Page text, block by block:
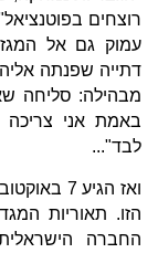
רוצחים
עמוק גם אל
דתייה שפנתה
מבהילה: סליחה
באמת אני צריכה
לבד"...
ואז
הזו. תאוריות
החברה